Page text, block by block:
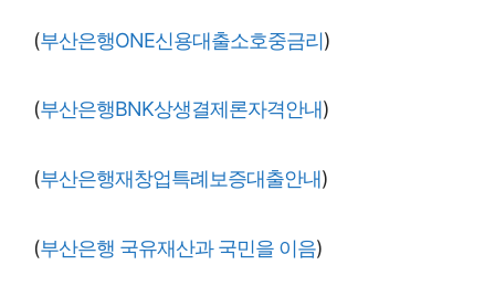
(부산은행ONE신용대출소호중금리)
(부산은행BNK상생결제론자격안내)
(부산은행재창업특례보증대출안내)
(부산은행 국유재산과 국민을 이음)